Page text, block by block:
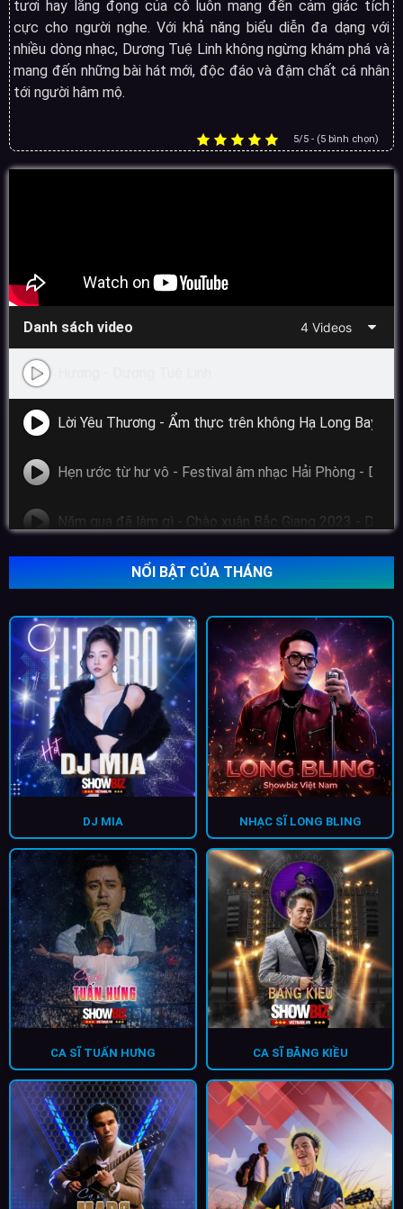
tươi hay lắng đọng của cô luôn mang đến cảm giác tích
cực cho người nghe. Với khả năng biểu diễn đa dạng với
nhiều dòng nhạc, Dương Tuệ Linh không ngừng khám phá và
mang đến những bài hát mới, độc đáo và đậm chất cá nhân
tới người hâm mộ.
5/5 - (5 bình chọn)
Danh sách video 4 Videos
Hẹn ước từ hư vô - Festival âm nhạc Hải Phòng -
Năm qua đã làm gì - Chào xuân Bắc Giang 2023 -
NỔI BẬT CỦA THÁNG
DJ MIA NHẠC SĨ LONG BLING
CA SĨ TUẤN HƯNG CA SĨ BẰNG KIỀU